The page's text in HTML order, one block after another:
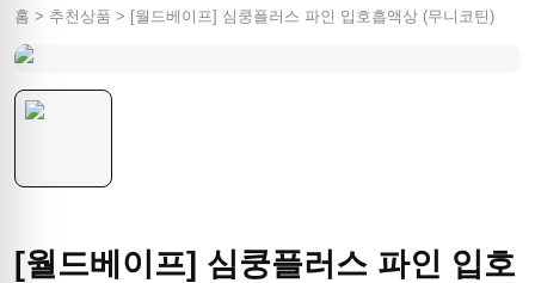
홈 > 추천상품 > [월드베이프] 심쿵플러스 파인 입호흡액상 (무니코틴)
[월드베이프] 심쿵플러스 파인 입호